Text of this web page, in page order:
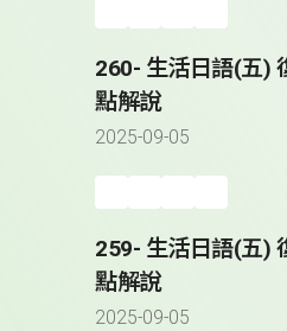
260- 生活日語(五)
點解說
2025-09-05
259- 生活日語(五)
點解說
2025-09-05